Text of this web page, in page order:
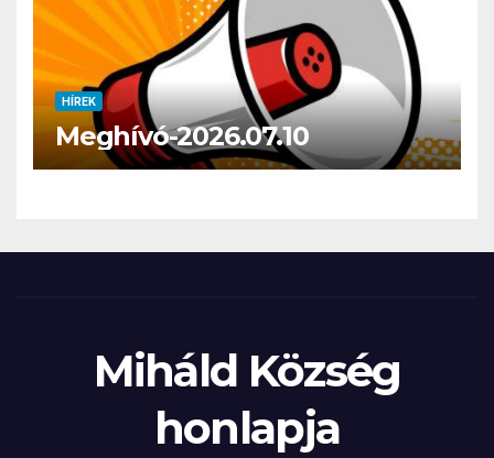
HÍREK
Meghívó-2026.07.10
Miháld Község
honlapja